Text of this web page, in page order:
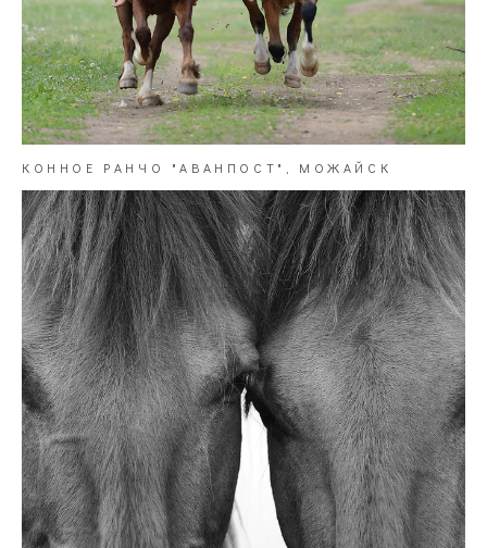
КОННОЕ РАНЧО "АВАНПОСТ", МОЖАЙСК